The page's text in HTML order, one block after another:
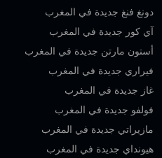
دونغ فنغ جديدة في المغرب
آي كور جديدة في المغرب
أستون مارتن جديدة في المغرب
فيراري جديدة في المغرب
غاز جديدة في المغرب
فولفو جديدة في المغرب
مازيراتي جديدة في المغرب
هيونداي جديدة في المغرب